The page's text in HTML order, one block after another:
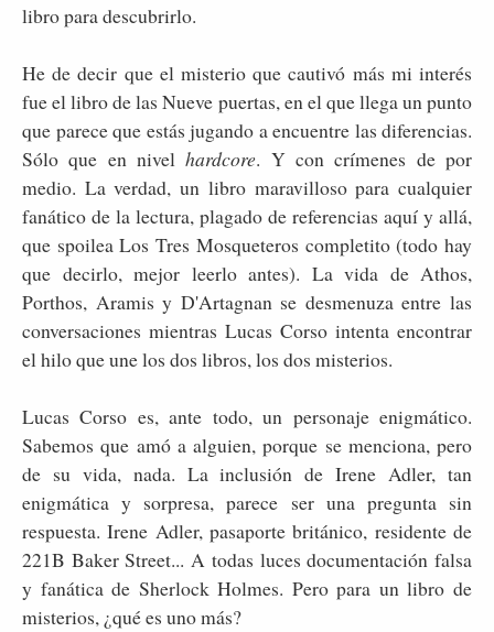
libro para descubrirlo.
He de decir que el misterio que cautivó más mi interés
fue el libro de las Nueve puertas, en el que llega un punto
que parece que estás jugando a encuentre las diferencias.
Sólo que en nivelhardcore. Y con crímenes de por
medio. La verdad, un libro maravilloso para cualquier
fanático de la lectura, plagado de referencias aquí y allá,
que spoilea Los Tres Mosqueteros completito (todo hay
que decirlo, mejor leerlo antes). La vida de Athos,
Porthos, Aramis y D'Artagnan se desmenuza entre las
conversaciones mientras Lucas Corso intenta encontrar
el hilo que une los dos libros, los dos misterios.
Lucas Corso es, ante todo, un personaje enigmático.
Sabemos que amó a alguien, porque se menciona, pero
de su vida, nada. La inclusión de Irene Adler, tan
enigmática y sorpresa, parece ser una pregunta sin
respuesta. Irene Adler, pasaporte británico, residente de
221B Baker Street... A todas luces documentación falsa
y fanática de Sherlock Holmes. Pero para un libro de
misterios, ¿qué es uno más?